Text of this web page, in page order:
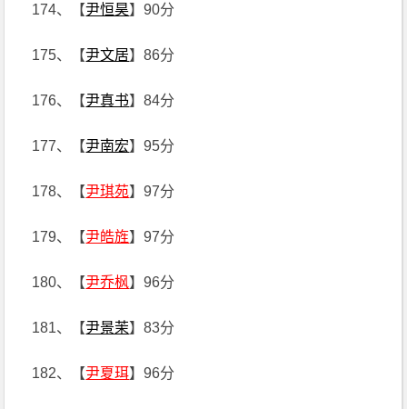
174、【尹恒昊】90分
175、【尹文居】86分
176、【尹真书】84分
177、【尹南宏】95分
178、【尹琪苑】97分
179、【尹皓旌】97分
180、【尹乔枫】96分
181、【尹景茉】83分
182、【尹夏珥】96分